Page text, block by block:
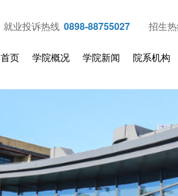
就业投诉热线 0898-88755027 招生
首页 学院概况 学院新闻 院系机构